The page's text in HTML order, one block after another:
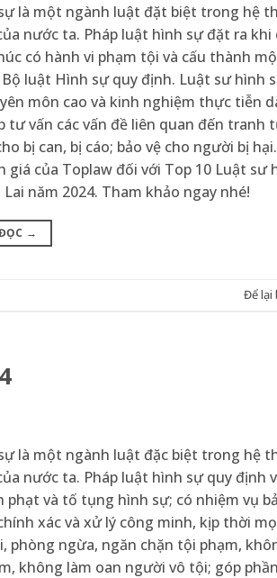
là một ngành luật đặt biệt trong hệ
nước ta. Pháp luật hình sự đặt ra khi
có hành vi phạm tội và cấu thành
luật Hình sự quy định. Luật sư hình
môn cao và kinh nghiệm thực tiễn
tư vấn các vấn đề liên quan đến tranh
bị can, bị cáo; bảo vệ cho người bị
giá của Toplaw đối với Top 10 Luật sư
năm 2024. Tham khảo ngay nhé!
→
Để lại
là một ngành luật đặc biệt trong hệ
nước ta. Pháp luật hình sự quy định
phạt và tố tụng hình sự; có nhiệm vụ
xác và xử lý công minh, kịp thời
phòng ngừa, ngăn chặn tội phạm,
không làm oan người vô tội; góp